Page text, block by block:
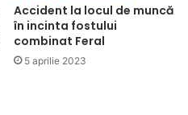
Accident la locul de muncă
în incinta fostului
combinat Feral
5 aprilie 2023